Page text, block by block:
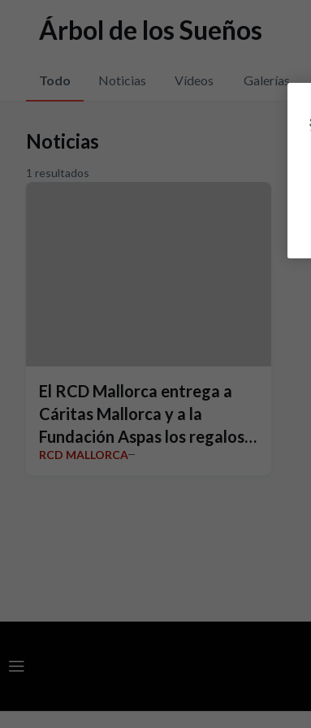
Árbol de los Sueños
Todo Noticias Vídeos Galerías
Noticias
1 resultados
El RCD Mallorca entrega a
Cáritas Mallorca y a la
Fundación Aspas los regalos
de 'El Árbol de los Sueños'
RCD MALLORCA